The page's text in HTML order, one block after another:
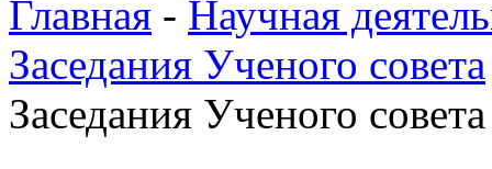
Главная - Научная
Заседания Ученого совета
Заседания Ученого